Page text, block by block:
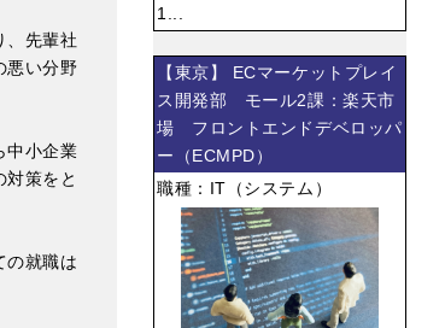
、先輩社
悪い分野
中小企業
策をと
の就職は
1...
【東京】 ECマーケットプレイ
ス開発部 モール2課：楽天市
場 フロントエンドデベロッパ
ー（ECMPD）
職種：IT（システム）